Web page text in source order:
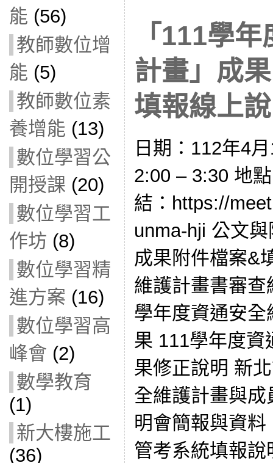
能 (56)
教師數位增
能 (5)
教師數位素
養增能 (13)
數位學習公
開授課 (20)
數位學習工
作坊 (8)
數位學習精
進方案 (16)
數位學習高
峰會 (2)
數學教育
(1)
新大樓施工
(36)
「111學
計畫」成
填報線上
日期：112年4
2:00 – 3:30 地
結：https://
unma-hji 公文
成果附件檔案&
維護計畫書審查
學年度資通安
果 111學年度資
果修正說明 新
全維護計畫與
明會簡報與資
管考系統填報